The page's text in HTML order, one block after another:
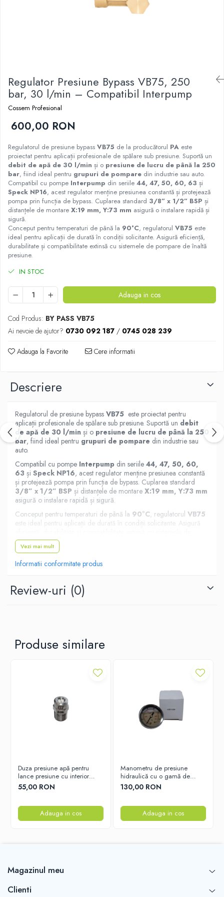
Regulator Presiune Bypass VB75, 250
bar, 30 l/min – Compatibil Interpump
Cossem Profesional
600,00 RON
Regulatorul de presiune bypass VB75 de la producătorul PA este
proiectat pentru aplicații profesionale de spălare sub presiune. Suportă un
debit de apă de 30 l/min și o presiune de lucru de până la 250
bar, fiind ideal pentru grupuri de pompare din industrie sau auto.
Compatibil cu pompe Interpump din seriile 44, 47, 50, 60, 63 și
Speck NP16, acest regulator menține presiunea constantă și protejează
pompa prin funcția de bypass. Cuplarea standard 3/8” x 1/2” BSP și
distanțele de montare X:19 mm, Y:73 mm asigură o instalare rapidă și
sigură.
Conceput pentru temperaturi de până la 90°C, regulatorul VB75 este
ideal pentru aplicații de durată în condiții solicitante. Asigură eficiență,
durabilitate și compatibilitate extinsă cu sistemele de pompare de înaltă
presiune.
IN STOC
Adauga in cos
Cod Produs: BY PASS VB75
Ai nevoie de ajutor? 0730 092 187 / 0745 028 239
Adauga la Favorite Cere informatii
Descriere
Regulatorul de presiune bypass VB75 este proiectat pentru
aplicații profesionale de spălare sub presiune. Suportă un debit
de apă de 30 l/min și o presiune de lucru de până la 250
bar, fiind ideal pentru grupuri de pompare din industrie sau
auto.
Compatibil cu pompe Interpump din seriile 44, 47, 50, 60,
63 și Speck NP16, acest regulator menține presiunea constantă
și protejează pompa prin funcția de bypass. Cuplarea standard
3/8” x 1/2” BSP și distanțele de montare X:19 mm, Y:73 mm
asigură o instalare rapidă și sigură.
Conceput pentru temperaturi de până la 90°C, regulatorul VB75
este ideal pentru aplicații de durată în condiții solicitante. Asigură
pompare de înaltă presiune.
Vezi mai mult
Informatii conformitate produs
Review-uri (0)
Produse similare
Duza presiune apă pentru
lance presiune cu interior
ceramic 25x040 – Duza
durabilă pentru performanță
55,00 RON
Adauga in cos
Manometru de presiune
hidraulică cu o gamă de
măsurare de la 0 la 300 bar
130,00 RON
Adauga in cos
Magazinul meu
Clienti